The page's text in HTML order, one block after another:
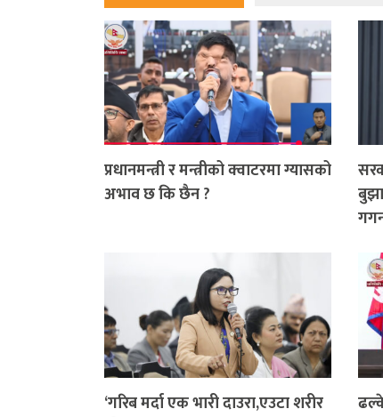
प्रधानमन्त्री र मन्त्रीको क्वाटरमा ग्यासको
अभाव छ कि छैन ?
‘गरिब मर्दा एक भारी दाउरा,एउटा शरीर